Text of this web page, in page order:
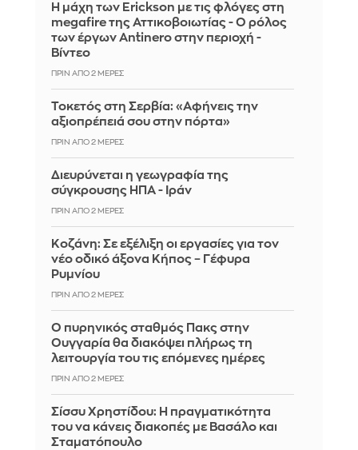
Η μάχη των Erickson με τις φλόγες στη
megafire της Αττικοβοιωτίας - Ο ρόλος
των έργων Antinero στην περιοχή -
Βίντεο
ΠΡΙΝ ΑΠΌ 2 ΜΈΡΕΣ
Τοκετός στη Σερβία: «Αφήνεις την
αξιοπρέπειά σου στην πόρτα»
ΠΡΙΝ ΑΠΌ 2 ΜΈΡΕΣ
Διευρύνεται η γεωγραφία της
σύγκρουσης ΗΠΑ - Ιράν
ΠΡΙΝ ΑΠΌ 2 ΜΈΡΕΣ
Κοζάνη: Σε εξέλιξη οι εργασίες για τον
νέο οδικό άξονα Κήπος – Γέφυρα
Ρυμνίου
ΠΡΙΝ ΑΠΌ 2 ΜΈΡΕΣ
Ο πυρηνικός σταθμός Πακς στην
Ουγγαρία θα διακόψει πλήρως τη
λειτουργία του τις επόμενες ημέρες
ΠΡΙΝ ΑΠΌ 2 ΜΈΡΕΣ
Σίσσυ Χρηστίδου: Η πραγματικότητα
του να κάνεις διακοπές με Βασάλο και
Σταματόπουλο